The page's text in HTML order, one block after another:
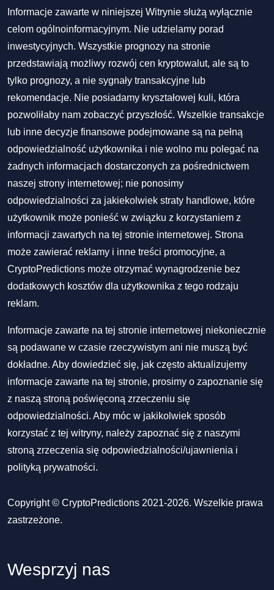
Informacje zawarte w niniejszej Witrynie służą wyłącznie
celom ogólnoinformacyjnym. Nie udzielamy porad
inwestycyjnych. Wszystkie prognozy na stronie
przedstawiają możliwy rozwój cen kryptowalut, ale są to
tylko prognozy, a nie sygnały transakcyjne lub
rekomendacje. Nie posiadamy kryształowej kuli, która
pozwoliłaby nam zobaczyć przyszłość. Wszelkie transakcje
lub inne decyzje finansowe podejmowane są na pełną
odpowiedzialność użytkownika i nie wolno mu polegać na
żadnych informacjach dostarczonych za pośrednictwem
naszej strony internetowej; nie ponosimy
odpowiedzialności za jakiekolwiek straty handlowe, które
użytkownik może ponieść w związku z korzystaniem z
informacji zawartych na tej stronie internetowej. Strona
może zawierać reklamy i inne treści promocyjne, a
CryptoPredictions może otrzymać wynagrodzenie bez
dodatkowych kosztów dla użytkownika z tego rodzaju
reklam.
Informacje zawarte na tej stronie internetowej niekoniecznie
są podawane w czasie rzeczywistym ani nie muszą być
dokładne. Aby dowiedzieć się, jak często aktualizujemy
informacje zawarte na tej stronie, prosimy o zapoznanie się
z naszą stroną poświęconą zrzeczeniu się
odpowiedzialności. Aby móc w jakikolwiek sposób
korzystać z tej witryny, należy zapoznać się z naszymi
stroną zrzeczenia się odpowiedzialności/ujawnienia i
polityką prywatności.
Copyright © CryptoPredictions 2021-2026. Wszelkie prawa
zastrzeżone.
Wesprzyj nas